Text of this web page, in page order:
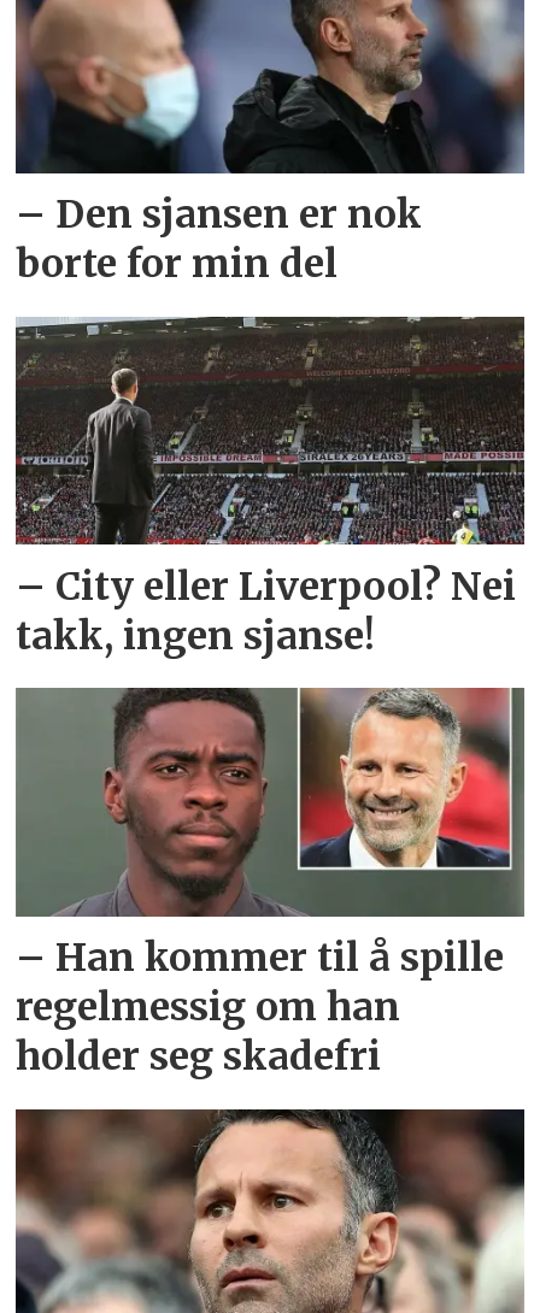
– Den sjansen er nok
borte for min del
– City eller Liverpool? Nei
takk, ingen sjanse!
– Han kommer til å spille
regelmessig om han
holder seg skadefri